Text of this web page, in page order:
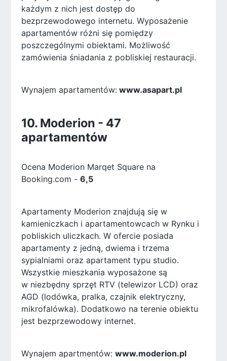
każdym z nich jest dostęp do
bezprzewodowego internetu. Wyposażenie
apartamentów różni się pomiędzy
poszczególnymi obiektami. Możliwość
zamówienia śniadania z pobliskiej restauracji.
Wynajem apartamentów: www.asapart.pl
10. Moderion - 47
apartamentów
Ocena Moderion Marqet Square na
Booking.com -6,5
Apartamenty Moderion znajdują się w
kamieniczkach i apartamentowcach w Rynku i
pobliskich uliczkach. W ofercie posiada
apartamenty z jedną, dwiema i trzema
sypialniami oraz apartament typu studio.
Wszystkie mieszkania wyposażone są
w niezbędny sprzęt RTV (telewizor LCD) oraz
AGD (lodówka, pralka, czajnik elektryczny,
mikrofalówka). Dodatkowo na terenie obiektu
jest bezprzewodowy internet.
Wynajem apartmentów:www.moderion.pl